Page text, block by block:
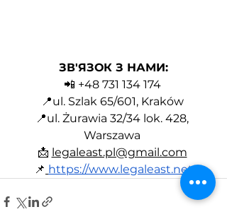
ЗВ'ЯЗОК З НАМИ:
📲 +48 731 134 174
📍ul. Szlak 65/601, Kraków
📍ul. Żurawia 32/34 lok. 428,
Warszawa
📩 legaleast.pl@gmail.com
📌 https://www.legaleast.net